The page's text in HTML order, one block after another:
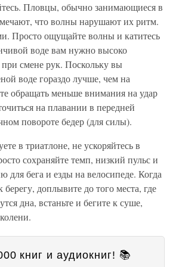
Пловцы, обычно занимающиеся в
что волны нарушают их ритм.
Просто ощущайте волны и катитесь
воде вам нужно высоко
смене рук. Поскольку вы
воде гораздо лучше, чем на
обращать меньше внимания на удар
на плавании в передней
повороте бедер (для силы).
в триатлоне, не ускоряйтесь в
сохраняйте темп, низкий пульс и
для бега и езды на велосипеде. Когда
доплывите до того места, где
дна, встаньте и бегите к суше,
книг и аудиокниг! 📚